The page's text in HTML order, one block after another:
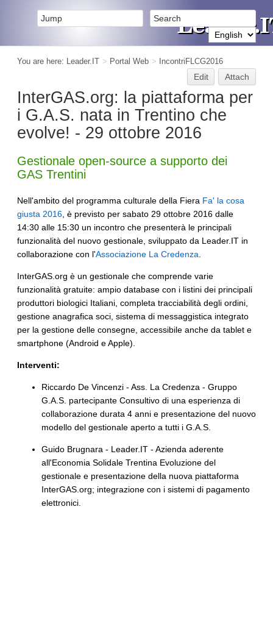
You are here: Leader.IT > Portal Web > IncontriFLCG2016
Edit Attach
InterGAS.org: la piattaforma per
i G.A.S. nata in Trentino che
evolve! - 29 ottobre 2016
Gestionale open-source a supporto dei
GAS Trentini
Nell'ambito del programma culturale della Fiera Fa' la cosa
giusta 2016 , è previsto per sabato 29 ottobre 2016 dalle
14:30 alle 15:30 un incontro che presenterà le principali
funzionalità del nuovo gestionale, sviluppato da Leader.IT in
collaborazione con l'Associazione La Credenza
InterGAS.org è un gestionale che comprende varie
funzionalità gratuite: ampio database con i listini dei principali
produttori biologici Italiani, completa tracciabilità degli ordini,
gestione anagrafica soci, sistema di messaggistica integrato
per la gestione delle consegne, accessibile anche da tablet e
smartphone (Android e Apple).
Interventi:
Riccardo De Vincenzi - Ass. La Credenza - Gruppo
G.A.S. partecipante Consultivo di una esperienza di
collaborazione durata 4 anni e presentazione del nuovo
modello del gestionale aperto a tutti i G.A.S.
Guido Brugnara - Leader.IT - Azienda aderente
all'Economia Solidale Trentina Evoluzione del
gestionale e presentazione della nuova piattaforma
InterGAS.org; integrazione con i sistemi di pagamento
elettronici.